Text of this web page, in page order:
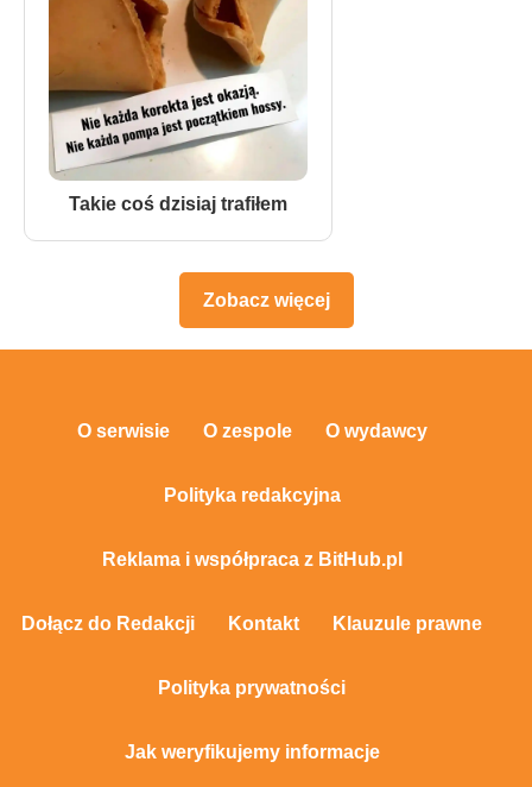
Takie coś dzisiaj trafiłem
Zobacz więcej
O serwisie O zespole O wydawcy
Polityka redakcyjna
Reklama i współpraca z BitHub.pl
Dołącz do Redakcji Kontakt Klauzule prawne
Polityka prywatności
Jak weryfikujemy informacje